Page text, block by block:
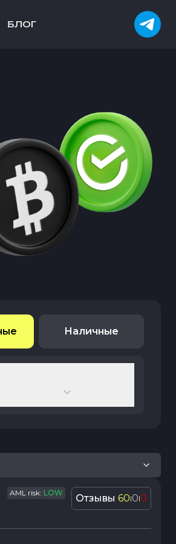
БЛОГ
Наличные
AML risk: LOW Отзывы 60|0|0